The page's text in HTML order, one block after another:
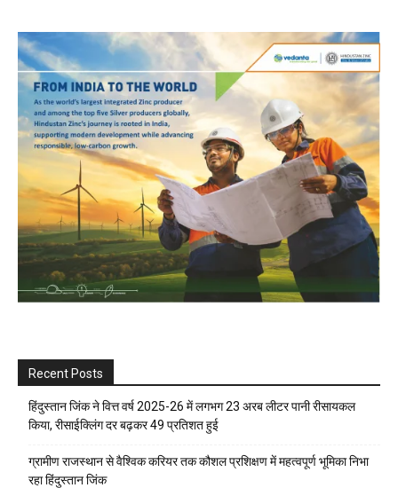
Recent Posts
हिंदुस्तान जिंक ने वित्त वर्ष 2025-26 में लगभग 23 अरब लीटर पानी रीसायकल
किया, रीसाईक्लिंग दर बढ़कर 49 प्रतिशत हुई
ग्रामीण राजस्थान से वैश्विक करियर तक कौशल प्रशिक्षण में महत्वपूर्ण भूमिका निभा
रहा हिंदुस्तान जिंक